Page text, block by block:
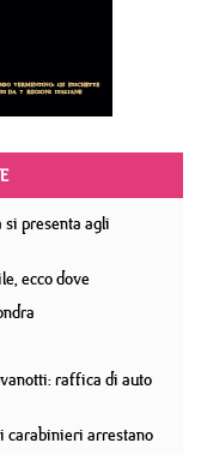
presenta agli
ecco dove
raffica di auto
carabinieri arrestano